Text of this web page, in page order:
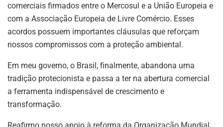
comerciais firmados entre o Mercosul e a União Europeia e
com a Associação Europeia de Livre Comércio. Esses
acordos possuem importantes cláusulas que reforçam
nossos compromissos com a proteção ambiental.
Em meu governo, o Brasil, finalmente, abandona uma
tradição protecionista e passa a ter na abertura comercial
a ferramenta indispensável de crescimento e
transformação.